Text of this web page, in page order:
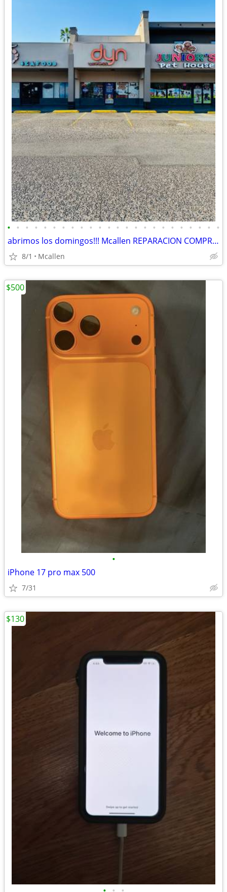
• • • • • • • • • • • • • • • • • • • • • • • •
abrimos los domingos!!! Mcallen REPARACION COMPRA Y VENTA DE TELEFONOS
8/1 Mcallen
•
iPhone 17 pro max 500
7/31
$500
$130